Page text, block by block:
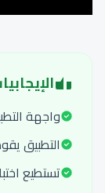
واجهة
التطبيق
تستطيع